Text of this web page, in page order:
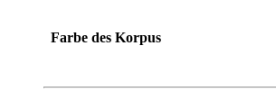
Farbe des Korpus